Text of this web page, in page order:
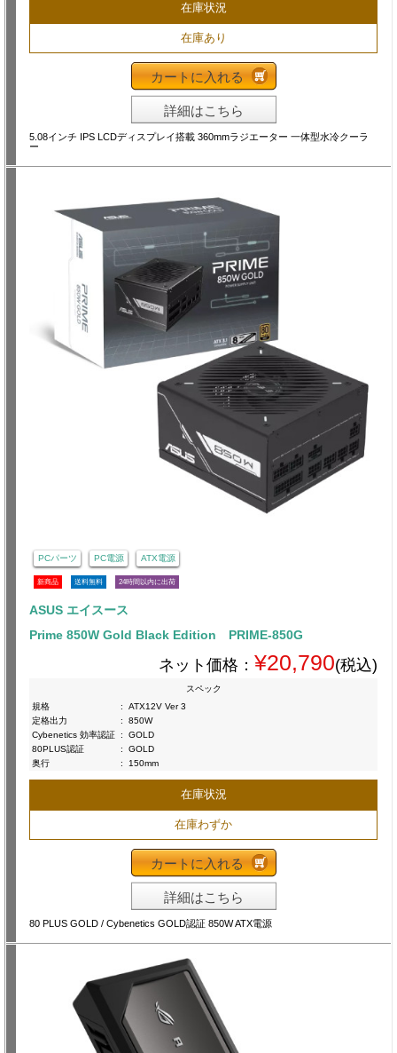
在庫状況
在庫あり
カートに入れる
詳細はこちら
5.08インチ IPS LCDディスプレイ搭載 360mmラジエーター 一体型水冷クーラ
ー
PCパーツ PC電源 ATX電源
新商品 送料無料 24時間以内に出荷
ASUS エイスース
Prime 850W Gold Black Edition PRIME-850G
ネット価格： ¥20,790(税込)
スペック
規格
:
ATX12V Ver 3
定格出力
:
850W
Cybenetics 効率認証 :
GOLD
80PLUS認証
:
GOLD
奥行
: 150mm
在庫状況
在庫わずか
カートに入れる
詳細はこちら
80 PLUS GOLD / Cybenetics GOLD認証 850W ATX電源